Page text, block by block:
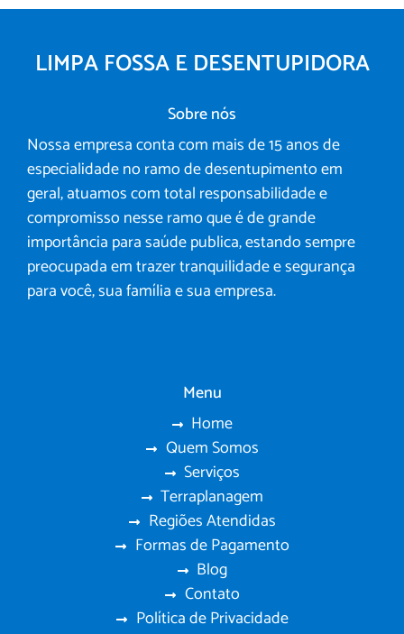
LIMPA FOSSA E DESENTUPIDORA
Sobre nós
Nossa empresa conta com mais de 15 anos de
especialidade no ramo de desentupimento em
geral, atuamos com total responsabilidade e
compromisso nesse ramo que é de grande
importância para saúde publica, estando sempre
preocupada em trazer tranquilidade e segurança
para você, sua família e sua empresa.
Menu
Home
Quem Somos
Serviços
Terraplanagem
Regiões Atendidas
Formas de Pagamento
Blog
Contato
Política de Privacidade